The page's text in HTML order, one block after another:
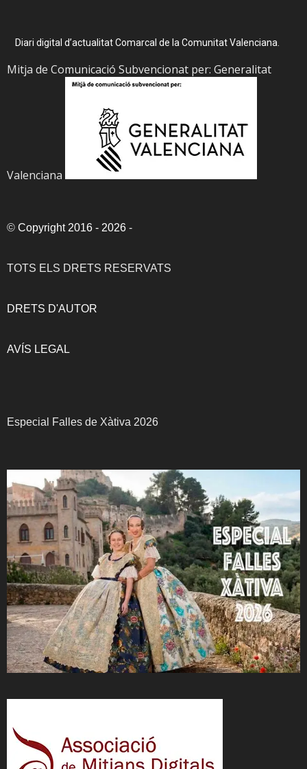
Diari digital d’actualitat Comarcal de la Comunitat Valenciana.
Mitja de Comunicació Subvencionat per: Generalitat
Valenciana
© Copyright 2016 - 2026 -
TOTS ELS DRETS RESERVATS
DRETS D'AUTOR
AVÍS LEGAL
Especial Falles de Xàtiva 2026